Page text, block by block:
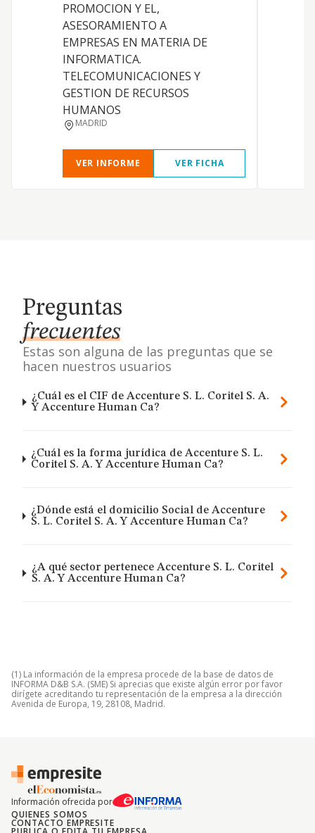
PROMOCION Y EL,
ASESORAMIENTO A
EMPRESAS EN MATERIA DE
INFORMATICA.
TELECOMUNICACIONES Y
GESTION DE RECURSOS
HUMANOS
MADRID
VER INFORME VER FICHA
Preguntas
frecuentes
Estas son alguna de las preguntas que se
hacen nuestros usuarios
¿Cuál es el CIF de Accenture S. L. Coritel S. A.
Y Accenture Human Ca?
¿Cuál es la forma jurídica de Accenture S. L.
Coritel S. A. Y Accenture Human Ca?
¿Dónde está el domicilio Social de Accenture
S. L. Coritel S. A. Y Accenture Human Ca?
¿A qué sector pertenece Accenture S. L. Coritel
S. A. Y Accenture Human Ca?
(1) La información de la empresa procede de la base de datos de
INFORMA D&B S.A. (SME) Si aprecias que existe algún error por favor
dirígete acreditando tu representación de la empresa a la dirección
Avenida de Europa, 19, 28108, Madrid.
Información ofrecida por
QUIENES SOMOS
CONTACTO EMPRESITE